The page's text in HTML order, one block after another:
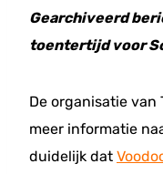
Gearchiveerd
toentertijd voor
De organisatie van
meer informatie
duidelijk dat